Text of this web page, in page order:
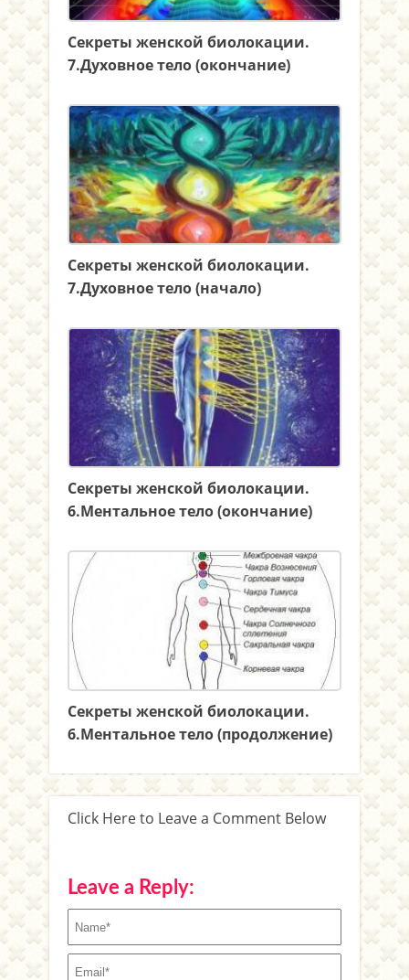
Секреты женской биолокации.
7.Духовное тело (окончание)
Секреты женской биолокации.
7.Духовное тело (начало)
Секреты женской биолокации.
6.Ментальное тело (окончание)
Секреты женской биолокации.
6.Ментальное тело (продолжение)
Click Here to Leave a Comment Below
Leave a Reply: